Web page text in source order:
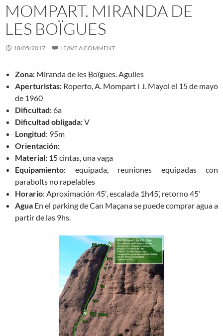
MOMPART. MIRANDA DE
LES BOÏGUES
18/05/2017 LEAVE A COMMENT
Zona: Miranda de les Boïgues. Agulles
Aperturistas: Roperto, A. Mompart i J. Mayol el 15 de mayo
de 1960
Dificultad:6a
Dificultad obligada:V
Longitud: 95m
Orientación:
Material: 15 cintas, una vaga
Equipamiento: equipada, reuniones equipadas con
parabolts no rapelables
Horario: Aproximación 45′, escalada 1h45’, retorno 45’
Agua En el parking de Can Maçana se puede comprar agua a
partir de las 9hs.